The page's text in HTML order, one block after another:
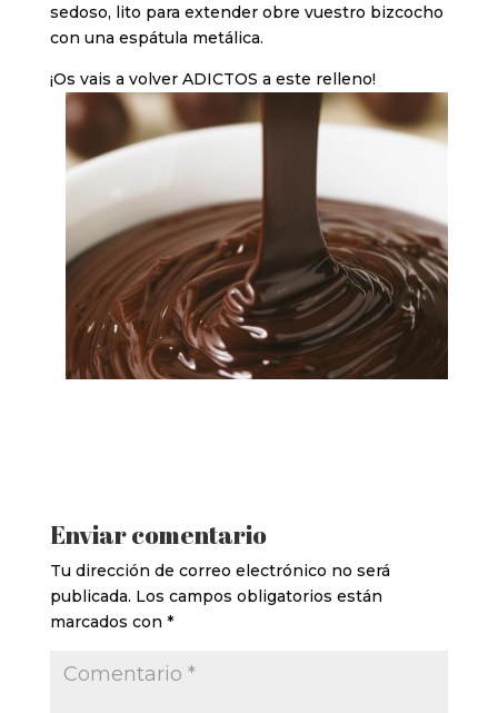
sedoso, lito para extender obre vuestro bizcocho
con una espátula metálica.
¡Os vais a volver ADICTOS a este relleno!
Enviar comentario
Tu dirección de correo electrónico no será
publicada. Los campos obligatorios están
marcados con *